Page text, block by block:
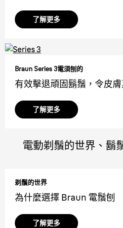
了解更多
Braun Series 3電須刨的
有效擊退頑固鬍鬚，令皮膚
了解更多
電動剃鬚的世界、鬍
剃鬚的世界
為什麼選擇 Braun 電鬚刨
了解更多